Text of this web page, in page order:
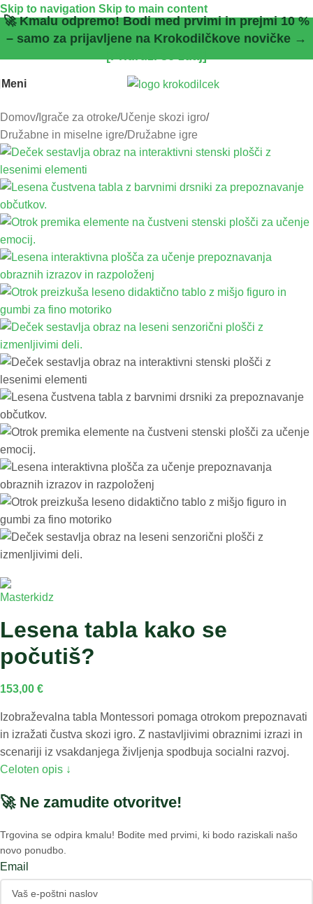
Skip to navigation Skip to main content
🚀 Kmalu odpremo! Bodi med prvimi in prejmi 10 %
– samo za prijavljene na Krokodilčkove novičke →
Meni
Domov/Igrače za otroke/Učenje skozi igro/
Družabne in miselne igre/Družabne igre
Lesena tabla kako se
počutiš?
153,00 €
Izobraževalna tabla Montessori pomaga otrokom prepoznavati
in izražati čustva skozi igro. Z nastavljivimi obraznimi izrazi in
scenariji iz vsakdanjega življenja spodbuja socialni razvoj.
Celoten opis ↓
🚀 Ne zamudite otvoritve!
Trgovina se odpira kmalu! Bodite med prvimi, ki bodo raziskali našo
novo ponudbo.
Email